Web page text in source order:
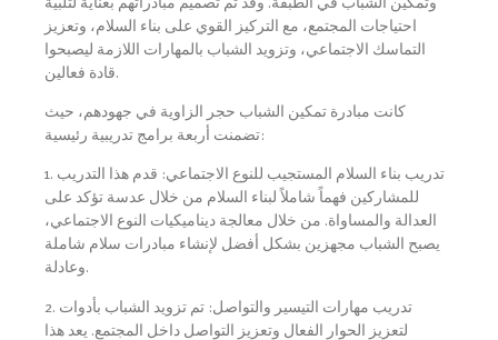
احتياجات المجتمع، مع التركيز القوي على بناء السلام، وتعزيز
التماسك الاجتماعي، وتزويد الشباب بالمهارات اللازمة ليصبحوا
قادة فعالين.
كانت مبادرة تمكين الشباب حجر الزاوية في جهودهم، حيث
تضمنت أربعة برامج تدريبية رئيسية:
1. تدريب بناء السلام المستجيب للنوع الاجتماعي: قدم هذا التدريب
للمشاركين فهماً شاملاً لبناء السلام من خلال عدسة تؤكد على
العدالة والمساواة. من خلال معالجة ديناميكيات النوع الاجتماعي،
يصبح الشباب مجهزين بشكل أفضل لإنشاء مبادرات سلام شاملة
وعادلة.
2. تدريب مهارات التيسير والتواصل: تم تزويد الشباب بأدوات
لتعزيز الحوار الفعال وتعزيز التواصل داخل المجتمع. يعد هذا